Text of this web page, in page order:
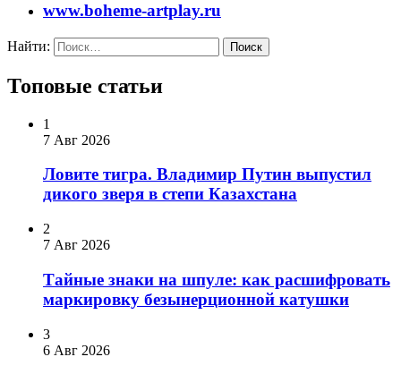
www.boheme-artplay.ru
Найти:
Топовые статьи
1
7 Авг 2026
Ловите тигра. Владимир Путин выпустил
дикого зверя в степи Казахстана
2
7 Авг 2026
Тайные знаки на шпуле: как расшифровать
маркировку безынерционной катушки
3
6 Авг 2026